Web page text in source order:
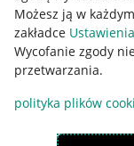
Możesz ją w
zakładce
Wycofanie zgody
przetwarzania.
polityka plików